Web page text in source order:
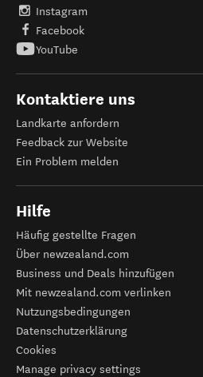
Instagram
Facebook
YouTube
Kontaktiere uns
Landkarte anfordern
Feedback zur Website
Ein Problem melden
Hilfe
Häufig gestellte Fragen
Über newzealand.com
Business und Deals hinzufügen
Mit newzealand.com verlinken
Nutzungsbedingungen
Datenschutzerklärung
Cookies
Manage privacy settings